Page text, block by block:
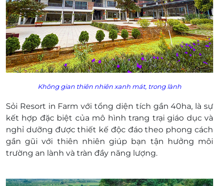
Không gian thiên nhiên xanh mát, trong lành
Sỏi Resort in Farm với tổng diện tích gần 40ha, là sự
kết hợp đặc biệt của mô hình trang trại giáo dục và
nghỉ dưỡng được thiết kế độc đáo theo phong cách
gần gũi với thiên nhiên giúp bạn tận hưởng môi
trường an lành và tràn đầy năng lượng.